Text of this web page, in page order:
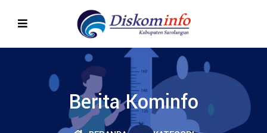
Berita Kominfo